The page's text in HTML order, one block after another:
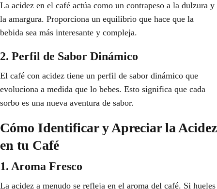
La acidez en el café actúa como un contrapeso a la dulzura y
la amargura. Proporciona un equilibrio que hace que la
bebida sea más interesante y compleja.
2. Perfil de Sabor Dinámico
El café con acidez tiene un perfil de sabor dinámico que
evoluciona a medida que lo bebes. Esto significa que cada
sorbo es una nueva aventura de sabor.
Cómo Identificar y Apreciar la Acidez
en tu Café
1. Aroma Fresco
La acidez a menudo se refleja en el aroma del café. Si hueles